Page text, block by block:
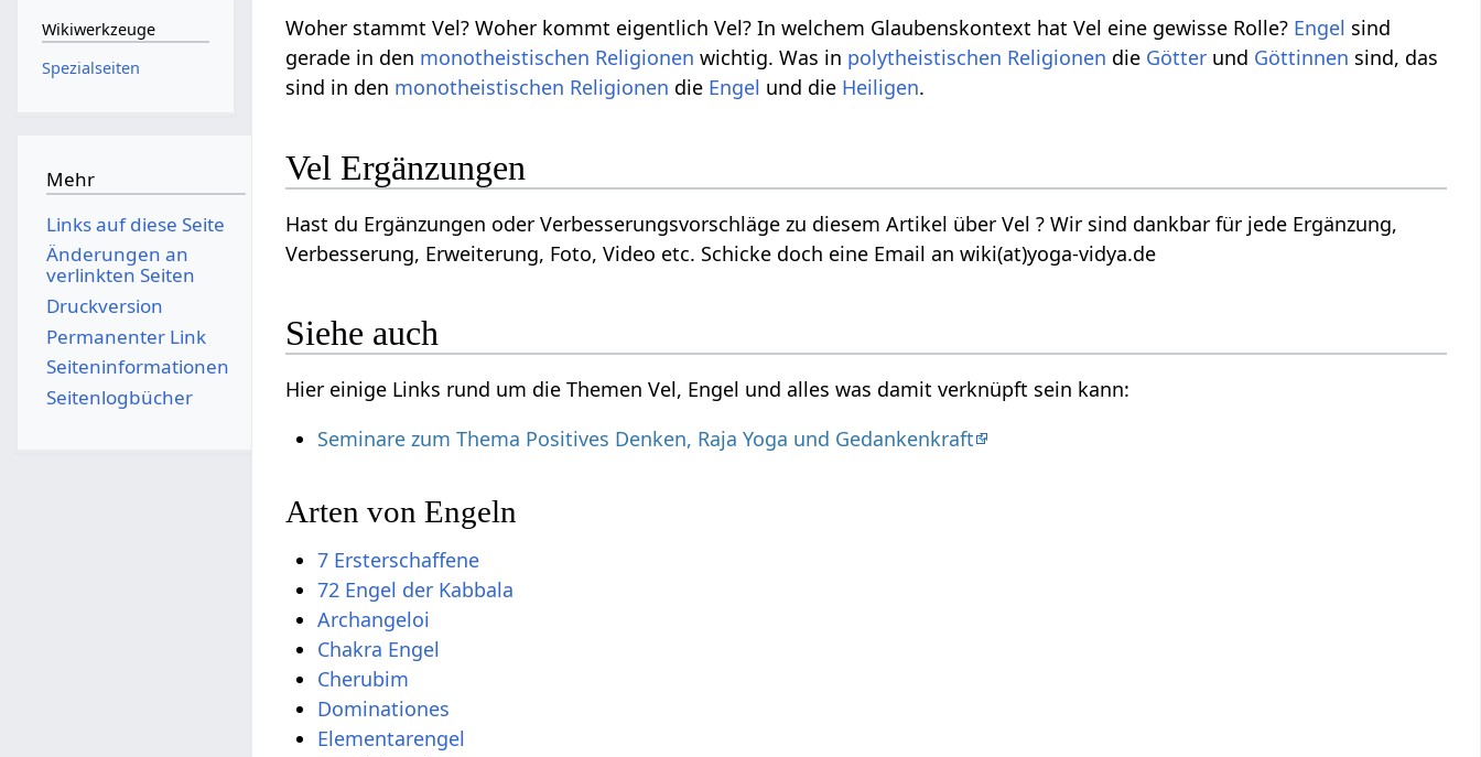
Woher stammt Vel? Woher kommt eigentlich Vel? In welchem Glaubenskontext hat Vel eine gewisse Rolle? Engel sind
gerade in den monotheistischen Religionen wichtig. Was in polytheistischen Religionen die Götter und Göttinnen sind, das
sind in den monotheistischen Religionen die Engel und die Heiligen.
Vel Ergänzungen
Hast du Ergänzungen oder Verbesserungsvorschläge zu diesem Artikel über Vel ? Wir sind dankbar für jede Ergänzung,
Verbesserung, Erweiterung, Foto, Video etc. Schicke doch eine Email an wiki(at)yoga-vidya.de
Siehe auch
Hier einige Links rund um die Themen Vel, Engel und alles was damit verknüpft sein kann:
Seminare zum Thema Positives Denken, Raja Yoga und Gedankenkraft
Arten von Engeln
7 Ersterschaffene
72 Engel der Kabbala
Archangeloi
Chakra Engel
Cherubim
Dominationes
Elementarengel
Wikiwerkzeuge
Spezialseiten
Mehr
Links auf diese Seite
Änderungen an
verlinkten Seiten
Druckversion
Permanenter Link
Seiten­­informationen
Seitenlogbücher